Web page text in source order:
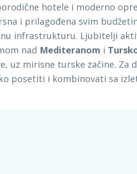
hotele i moderno
i prilagođena svim
infrastrukturu. Ljubitelji
nad Mediteranom i
uz mirisne turske začine. Za
posetiti i kombinovati sa